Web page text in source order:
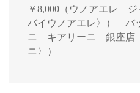
￥8,000（ウノアエレ
バイウノアエレ〉） バ
ニ キアリーニ 銀座店
ニ〉）